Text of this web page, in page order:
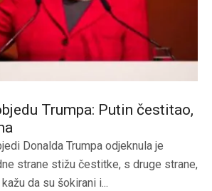
Trumpa: Putin čestitao,
Donalda Trumpa odjeknula je
strane stižu čestitke, s druge strane,
da su šokirani i...